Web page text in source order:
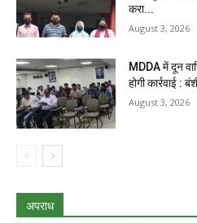
करा...
August 3, 2026
MDDA में दून
होगी कार्रवाई :
August 3, 2026
अपराध